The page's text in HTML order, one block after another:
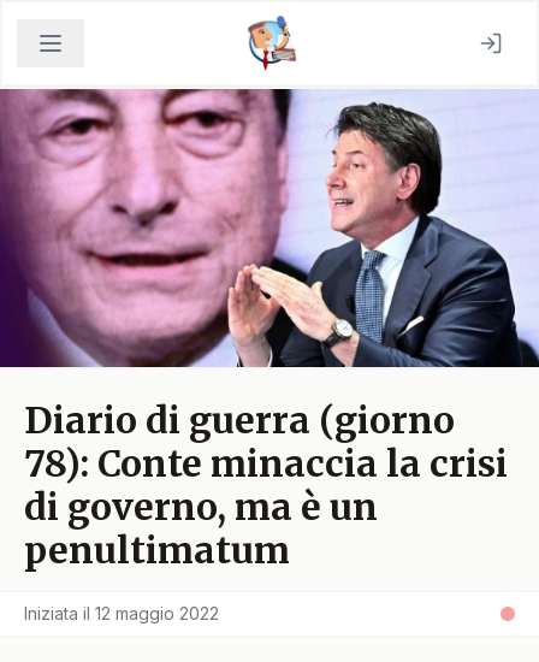
Diario di guerra (giorno
78): Conte minaccia la crisi
di governo, ma è un
penultimatum
Iniziata il 12 maggio 2022